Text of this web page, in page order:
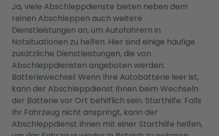
Ja, viele Abschleppdienste bieten neben dem
reinen Abschleppen auch weitere
Dienstleistungen an, um Autofahrern in
Notsituationen zu helfen. Hier sind einige häufige
zusätzliche Dienstleistungen, die von
Abschleppdiensten angeboten werden:
Batteriewechsel: Wenn Ihre Autobatterie leer ist,
kann der Abschleppdienst Ihnen beim Wechseln
der Batterie vor Ort behilflich sein. Starthilfe: Falls
Ihr Fahrzeug nicht anspringt, kann der
Abschleppdienst Ihnen mit einer Starthilfe helfen,